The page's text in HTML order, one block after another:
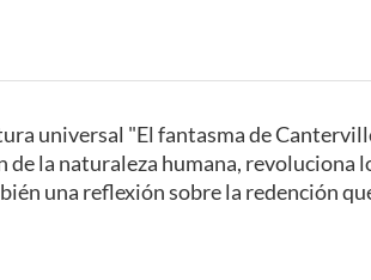
universal "El fantasma de
la naturaleza humana, revoluciona
una reflexión sobre la redención